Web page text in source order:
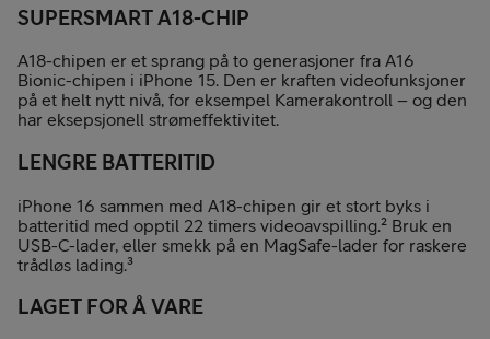
SUPERSMART A18-CHIP
A18-chipen er et sprang på to generasjoner fra A16
Bionic-chipen i iPhone 15. Den er kraften videofunksjoner
på et helt nytt nivå, for eksempel Kamerakontroll – og den
har eksepsjonell strømeffektivitet.
LENGRE BATTERITID
iPhone 16 sammen med A18-chipen gir et stort byks i
batteritid med opptil 22 timers videoavspilling.² Bruk en
USB-C-lader, eller smekk på en MagSafe-lader for raskere
trådløs lading.³
LAGET FOR Å VARE